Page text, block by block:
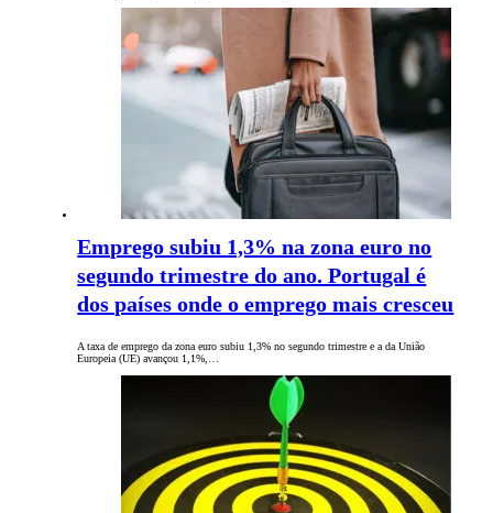
Emprego subiu 1,3% na zona euro no
segundo trimestre do ano. Portugal é
dos países onde o emprego mais cresceu
A taxa de emprego da zona euro subiu 1,3% no segundo trimestre e a da União
Europeia (UE) avançou 1,1%,…